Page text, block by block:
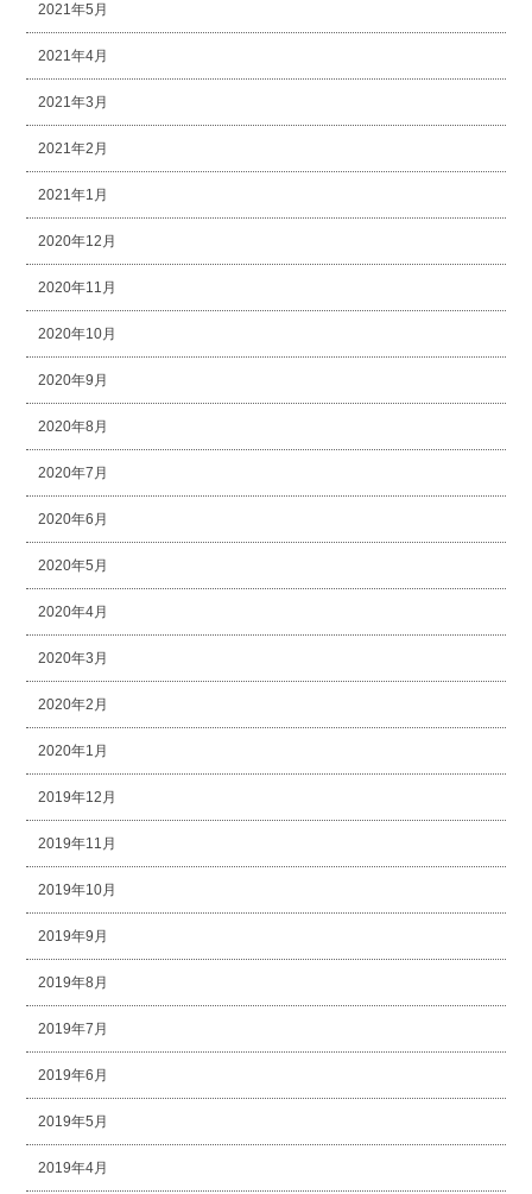
2021年5月
2021年4月
2021年3月
2021年2月
2021年1月
2020年12月
2020年11月
2020年10月
2020年9月
2020年8月
2020年7月
2020年6月
2020年5月
2020年4月
2020年3月
2020年2月
2020年1月
2019年12月
2019年11月
2019年10月
2019年9月
2019年8月
2019年7月
2019年6月
2019年5月
2019年4月